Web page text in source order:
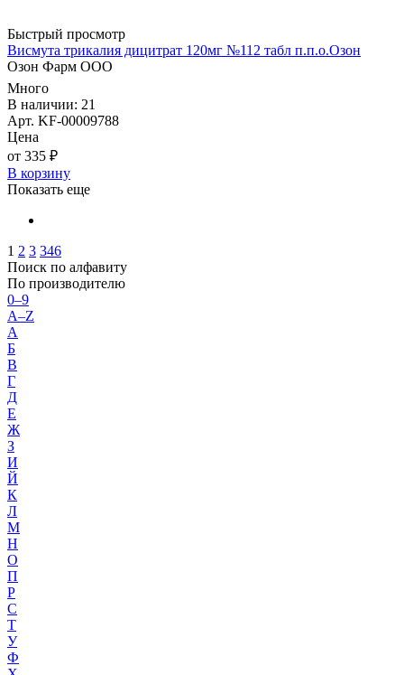
Быстрый просмотр
Висмута трикалия дицитрат 120мг №112 табл п.п.о.Озон
Озон Фарм ООО
Много
В наличии: 21
Арт. KF-00009788
Цена
от 335 ₽
В корзину
Показать еще
1 2 3 346
Поиск по алфавиту
По производителю
0–9
A–Z
А
Б
В
Г
Д
Е
Ж
З
И
Й
К
Л
М
Н
О
П
Р
С
Т
У
Ф